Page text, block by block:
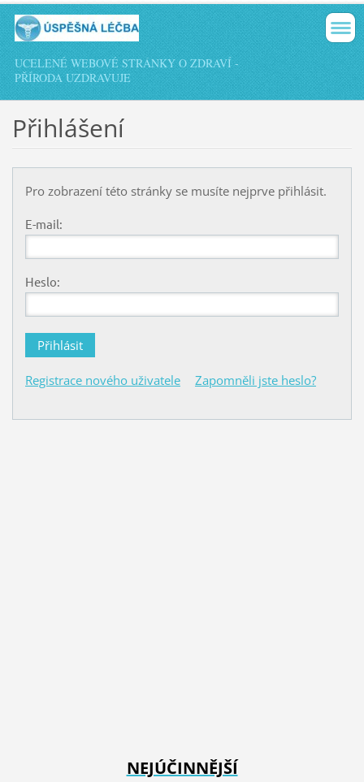
UCELENÉ WEBOVÉ STRÁNKY O ZDRAVÍ -
PŘÍRODA UZDRAVUJE
Přihlášení
Pro zobrazení této stránky se musíte nejprve přihlásit.
E-mail:
Heslo:
Registrace nového uživatele Zapomněli jste heslo?
NEJÚČINNĚJŠÍ